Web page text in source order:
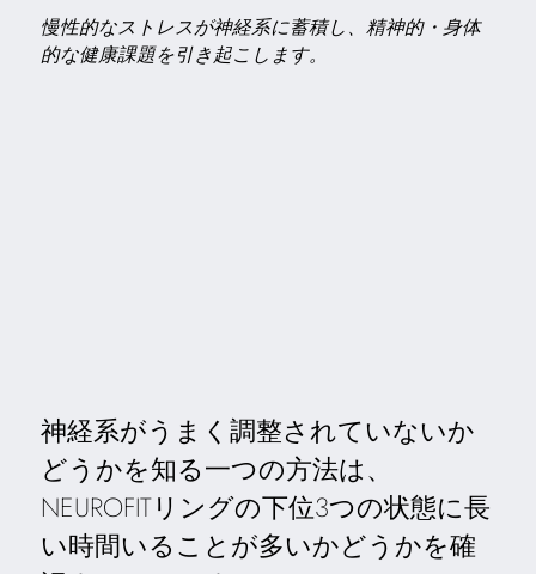
慢性的なストレスが神経系に蓄積し、精神的・身体
的な健康課題を引き起こします。
神経系がうまく調整されていないか
どうかを知る一つの方法は、
NEUROFITリングの下位3つの状態に長
い時間いることが多いかどうかを確